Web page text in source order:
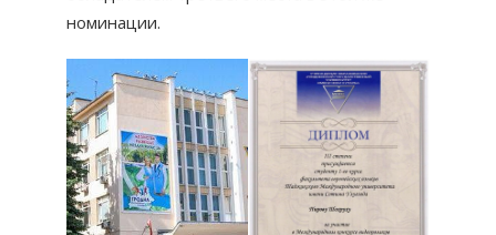
номинации.